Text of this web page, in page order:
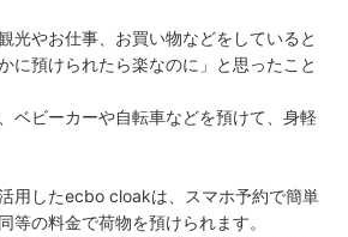
ビーカーなど）
光やお仕事、お買い物などをしていると
に預けられたら楽なのに」と思ったこと
ベビーカーや自転車などを預けて、身軽
用したecbo cloakは、スマホ予約で簡単
等の料金で荷物を預けられます。